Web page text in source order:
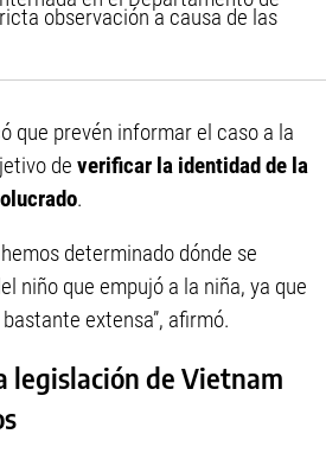
observación a causa de las
que prevén informar el caso a la
de verificar la identidad de la
.
determinado dónde se
niño que empujó a la niña, ya que
extensa”, afirmó.
legislación de Vietnam